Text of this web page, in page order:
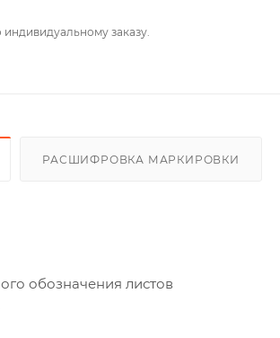
заказу.
РАСШИФРОВКА МАРКИРОВКИ
обозначения листов